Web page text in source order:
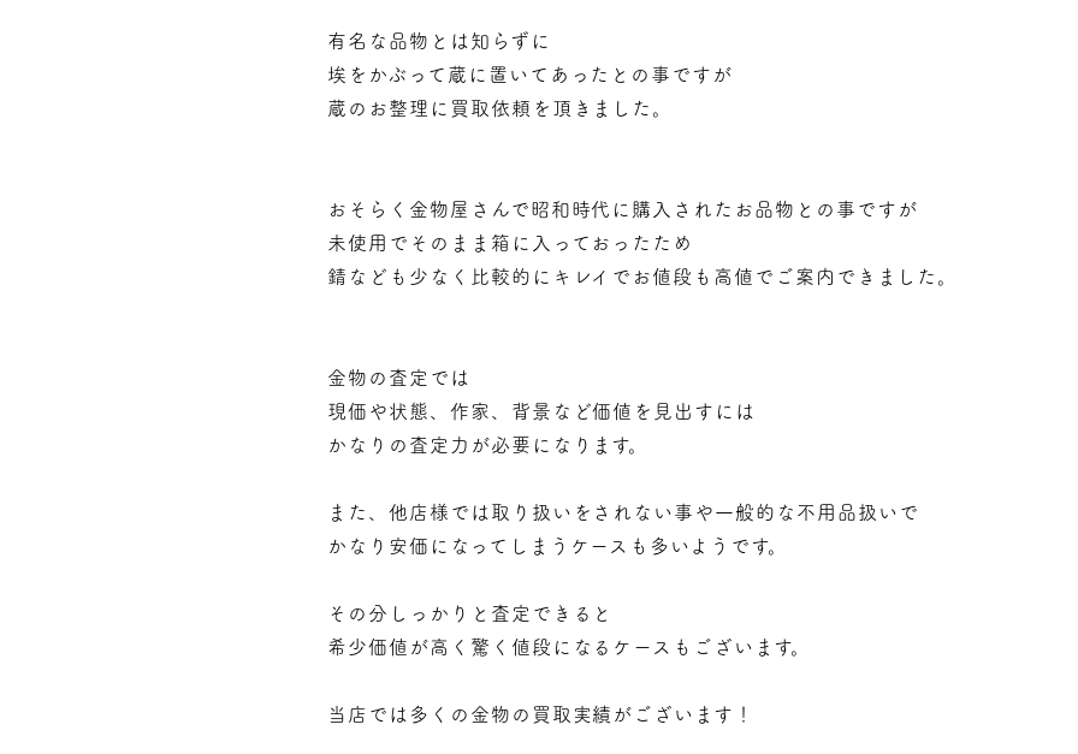
有名な品物とは知らずに
埃をかぶって蔵に置いてあったとの事ですが
蔵のお整理に買取依頼を頂きました。
おそらく金物屋さんで昭和時代に購入されたお品物との事ですが
未使用でそのまま箱に入っておったため
錆なども少なく比較的にキレイでお値段も高値でご案内できました。
金物の査定では
現価や状態、作家、背景など価値を見出すには
かなりの査定力が必要になります。
また、他店様では取り扱いをされない事や一般的な不用品扱いで
かなり安価になってしまうケースも多いようです。
その分しっかりと査定できると
希少価値が高く驚く値段になるケースもございます。
当店では多くの金物の買取実績がございます！